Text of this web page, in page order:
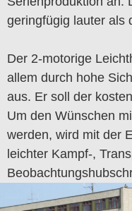
geringfügig lauter als
Der 2-motorige
allem durch hohe
aus. Er soll der
Um den Wünschen
werden, wird mit der
leichter Kampf-,